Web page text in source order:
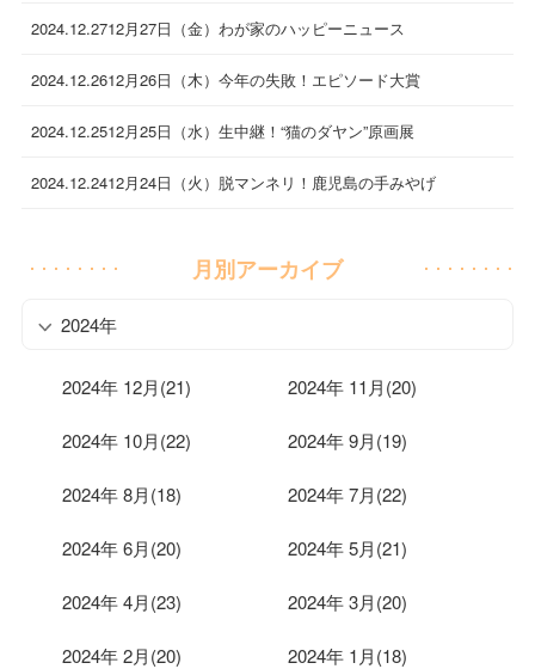
2024.12.2712月27日（金）わが家のハッピーニュース
2024.12.2612月26日（木）今年の失敗！エピソード大賞
2024.12.2512月25日（水）生中継！“猫のダヤン”原画展
2024.12.2412月24日（火）脱マンネリ！鹿児島の手みやげ
月別アーカイブ
2024年
2024年 12月(21) 2024年 11月(20)
2024年 10月(22) 2024年 9月(19)
2024年 8月(18) 2024年 7月(22)
2024年 6月(20) 2024年 5月(21)
2024年 4月(23) 2024年 3月(20)
2024年 2月(20) 2024年 1月(18)